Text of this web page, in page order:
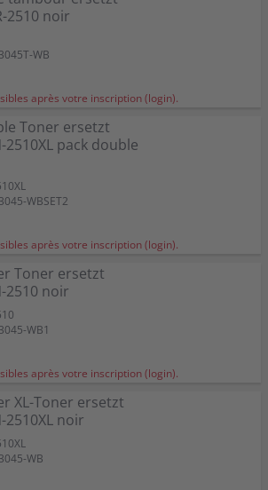
2510 noir
WB
après votre inscription (login).
Toner ersetzt
pack double
WBSET2
après votre inscription (login).
Toner ersetzt
2510 noir
WB1
après votre inscription (login).
XL-Toner ersetzt
noir
WB